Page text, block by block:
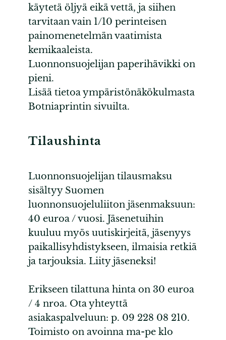
käytetä öljyä eikä vettä, ja siihen
tarvitaan vain 1/10 perinteisen
painomenetelmän vaatimista
kemikaaleista.
Luonnonsuojelijan paperihävikki on
pieni.
Lisää tietoa ympäristönäkökulmasta
Botniaprintin sivuilta.
Tilaushinta
Luonnonsuojelijan tilausmaksu
sisältyy Suomen
luonnonsuojeluliiton jäsenmaksuun:
40 euroa / vuosi. Jäsenetuihin
kuuluu myös uutiskirjeitä, jäsenyys
paikallisyhdistykseen, ilmaisia retkiä
ja tarjouksia. Liity jäseneksi!
Erikseen tilattuna hinta on 30 euroa
/ 4 nroa. Ota yhteyttä
asiakaspalveluun: p. 09 228 08 210.
Toimisto on avoinna ma-pe klo